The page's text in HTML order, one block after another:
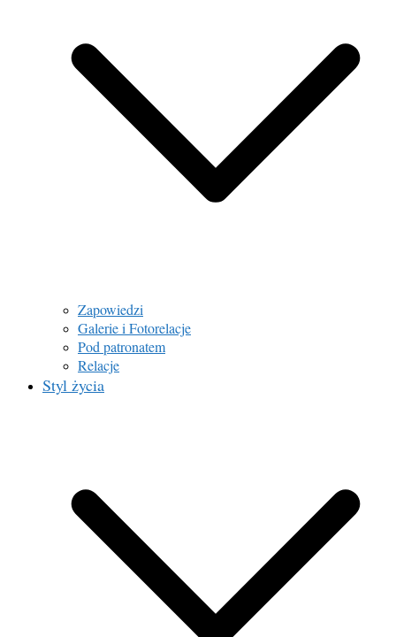
Zapowiedzi
Galerie i Fotorelacje
Pod patronatem
Relacje
Styl życia